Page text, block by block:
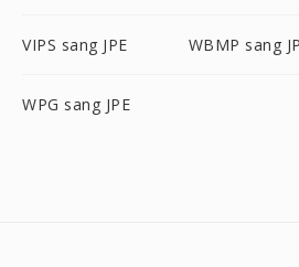
VIPS sang JPE WBMP sang
WPG sang JPE